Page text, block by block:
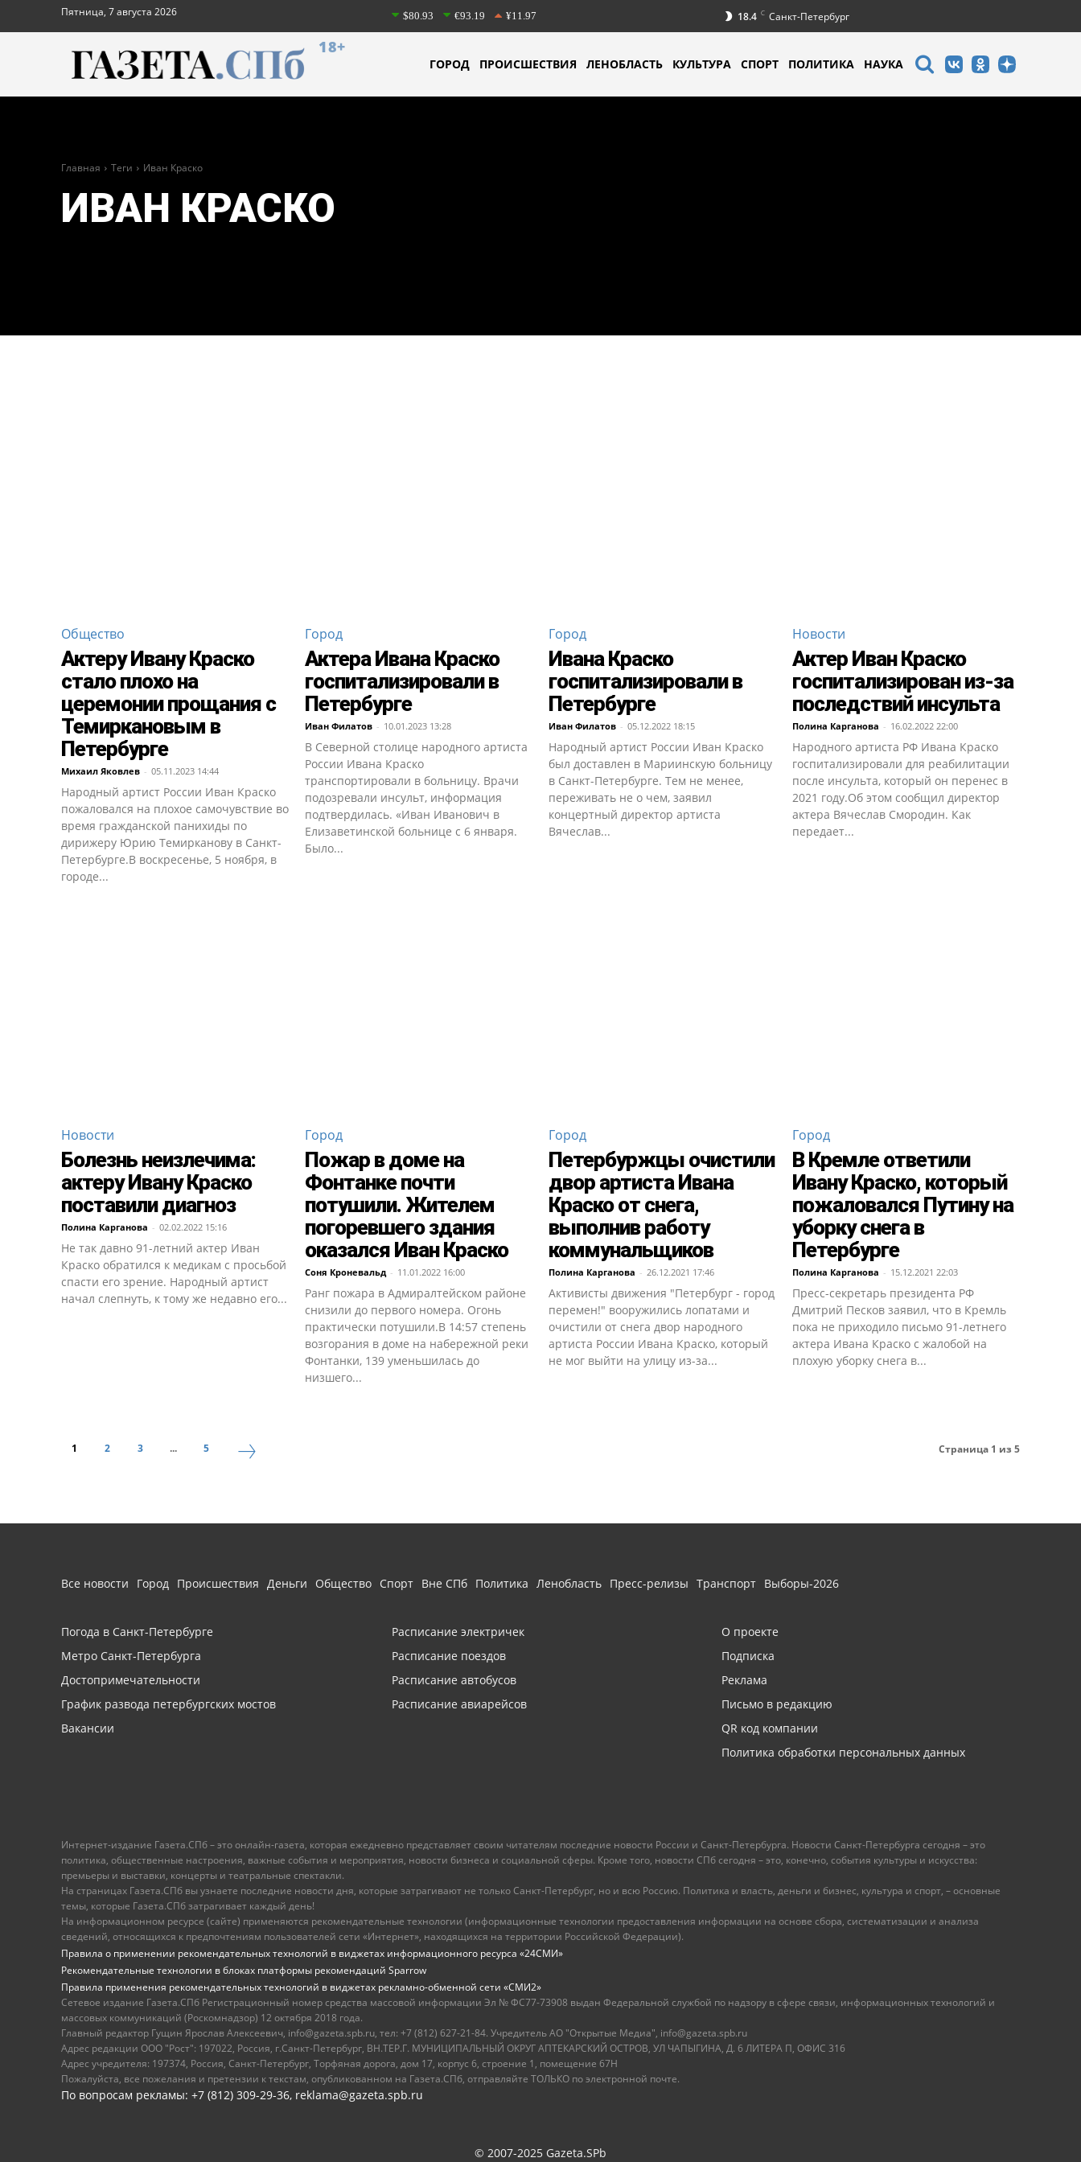
Пятница, 7 августа 2026 $80.93 €93.19 ¥11.97 18.4 C Санкт-Петербург
18+
ГОРОД ПРОИСШЕСТВИЯ ЛЕНОБЛАСТЬ КУЛЬТУРА СПОРТ ПОЛИТИКА НАУКА
Главная Теги Иван Краско
ИВАН КРАСКО
Общество
Актеру Ивану Краско
стало плохо на
церемонии прощания с
Темиркановым в
Петербурге
Михаил Яковлев - 05.11.2023 14:44
Народный артист России Иван Краско
пожаловался на плохое самочувствие во
время гражданской панихиды по
дирижеру Юрию Темирканову в Санкт-
Петербурге.В воскресенье, 5 ноября, в
городе...
Город
Актера Ивана Краско
госпитализировали в
Петербурге
Иван Филатов - 10.01.2023 13:28
В Северной столице народного артиста
России Ивана Краско
транспортировали в больницу. Врачи
подозревали инсульт, информация
подтвердилась. «Иван Иванович в
Елизаветинской больнице с 6 января.
Было...
Город
Ивана Краско
госпитализировали в
Петербурге
Иван Филатов - 05.12.2022 18:15
Народный артист России Иван Краско
был доставлен в Мариинскую больницу
в Санкт-Петербурге. Тем не менее,
переживать не о чем, заявил
концертный директор артиста
Вячеслав...
Новости
Актер Иван Краско
госпитализирован из-за
последствий инсульта
Полина Карганова - 16.02.2022 22:00
Народного артиста РФ Ивана Краско
госпитализировали для реабилитации
после инсульта, который он перенес в
2021 году.Об этом сообщил директор
актера Вячеслав Смородин. Как
передает...
Новости
Болезнь неизлечима:
актеру Ивану Краско
поставили диагноз
Полина Карганова - 02.02.2022 15:16
Не так давно 91-летний актер Иван
Краско обратился к медикам с просьбой
спасти его зрение. Народный артист
начал слепнуть, к тому же недавно его...
Город
Пожар в доме на
Фонтанке почти
потушили. Жителем
погоревшего здания
оказался Иван Краско
Соня Кроневальд - 11.01.2022 16:00
Ранг пожара в Адмиралтейском районе
снизили до первого номера. Огонь
практически потушили.В 14:57 степень
возгорания в доме на набережной реки
Фонтанки, 139 уменьшилась до
низшего...
Город
Петербуржцы очистили
двор артиста Ивана
Краско от снега,
выполнив работу
коммунальщиков
Полина Карганова - 26.12.2021 17:46
Активисты движения "Петербург - город
перемен!" вооружились лопатами и
очистили от снега двор народного
артиста России Ивана Краско, который
не мог выйти на улицу из-за...
Город
В Кремле ответили
Ивану Краско, который
пожаловался Путину на
уборку снега в
Петербурге
Полина Карганова - 15.12.2021 22:03
Пресс-секретарь президента РФ
Дмитрий Песков заявил, что в Кремль
пока не приходило письмо 91-летнего
актера Ивана Краско с жалобой на
плохую уборку снега в...
1 2 3 ... 5 Страница 1 из 5
Все новости Город Происшествия Деньги Общество Спорт Вне СПб Политика Ленобласть Пресс-релизы Транспорт Выборы-2026
Погода в Санкт-Петербурге
Метро Санкт-Петербурга
Достопримечательности
График развода петербургских мостов
Вакансии
Расписание электричек
Расписание поездов
Расписание автобусов
Расписание авиарейсов
О проекте
Подписка
Реклама
Письмо в редакцию
QR код компании
Политика обработки персональных данных
Интернет-издание Газета.СПб – это онлайн-газета, которая ежедневно представляет своим читателям последние новости России и Санкт-Петербурга. Новости Санкт-Петербурга сегодня – это
политика, общественные настроения, важные события и мероприятия, новости бизнеса и социальной сферы. Кроме того, новости СПб сегодня – это, конечно, события культуры и искусства:
премьеры и выставки, концерты и театральные спектакли.
На страницах Газета.СПб вы узнаете последние новости дня, которые затрагивают не только Санкт-Петербург, но и всю Россию. Политика и власть, деньги и бизнес, культура и спорт, – основные
темы, которые Газета.СПб затрагивает каждый день!
На информационном ресурсе (сайте) применяются рекомендательные технологии (информационные технологии предоставления информации на основе сбора, систематизации и анализа
сведений, относящихся к предпочтениям пользователей сети «Интернет», находящихся на территории Российской Федерации).
Правила о применении рекомендательных технологий в виджетах информационного ресурса «24СМИ»
Рекомендательные технологии в блоках платформы рекомендаций Sparrow
Правила применения рекомендательных технологий в виджетах рекламно-обменной сети «СМИ2»
Сетевое издание Газета.СПб Регистрационный номер средства массовой информации Эл № ФС77-73908 выдан Федеральной службой по надзору в сфере связи, информационных технологий и
массовых коммуникаций (Роскомнадзор) 12 октября 2018 года.
Главный редактор Гущин Ярослав Алексеевич, info@gazeta.spb.ru, тел: +7 (812) 627-21-84. Учредитель АО "Открытые Медиа", info@gazeta.spb.ru
Адрес редакции ООО "Рост": 197022, Россия, г.Санкт-Петербург, ВН.ТЕР.Г. МУНИЦИПАЛЬНЫЙ ОКРУГ АПТЕКАРСКИЙ ОСТРОВ, УЛ ЧАПЫГИНА, Д. 6 ЛИТЕРА П, ОФИС 316
Адрес учредителя: 197374, Россия, Санкт-Петербург, Торфяная дорога, дом 17, корпус 6, строение 1, помещение 67Н
Пожалуйста, все пожелания и претензии к текстам, опубликованном на Газета.СПб, отправляйте ТОЛЬКО по электронной почте.
По вопросам рекламы: +7 (812) 309-29-36, reklama@gazeta.spb.ru
© 2007-2025 Gazeta.SPb